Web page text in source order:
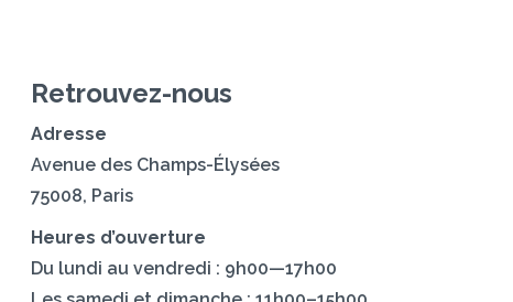
Retrouvez-nous
Adresse
Avenue des Champs-Élysées
75008, Paris
Heures d’ouverture
Du lundi au vendredi : 9h00—17h00